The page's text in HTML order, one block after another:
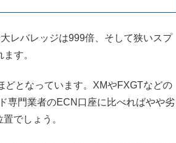
レバレッジは999倍、そして狭いスプ
す。
どとなっています。XMやFXGTなどの
専門業者のECN口座に比べればやや劣
でしょう。